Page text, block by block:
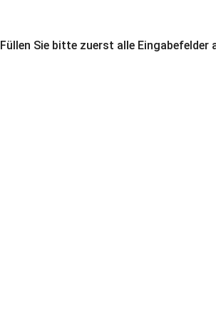
Füllen Sie bitte zuerst alle Eingabefelder